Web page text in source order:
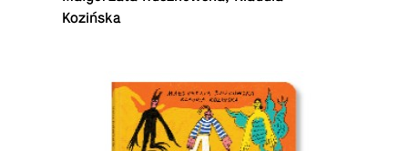
Kozińska